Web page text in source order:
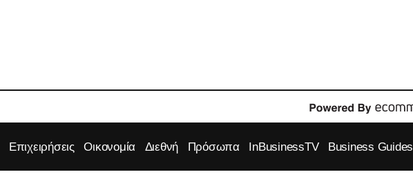
Επιχειρήσεις Οικονομία Διεθνή Πρόσωπα InBusinessTV Business Guides